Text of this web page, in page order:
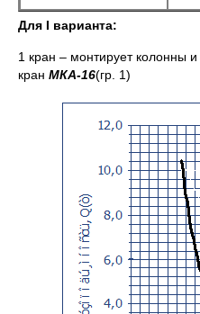
Для I варианта:
1 кран – монтирует колонны
кран МКА-16(гр. 1)